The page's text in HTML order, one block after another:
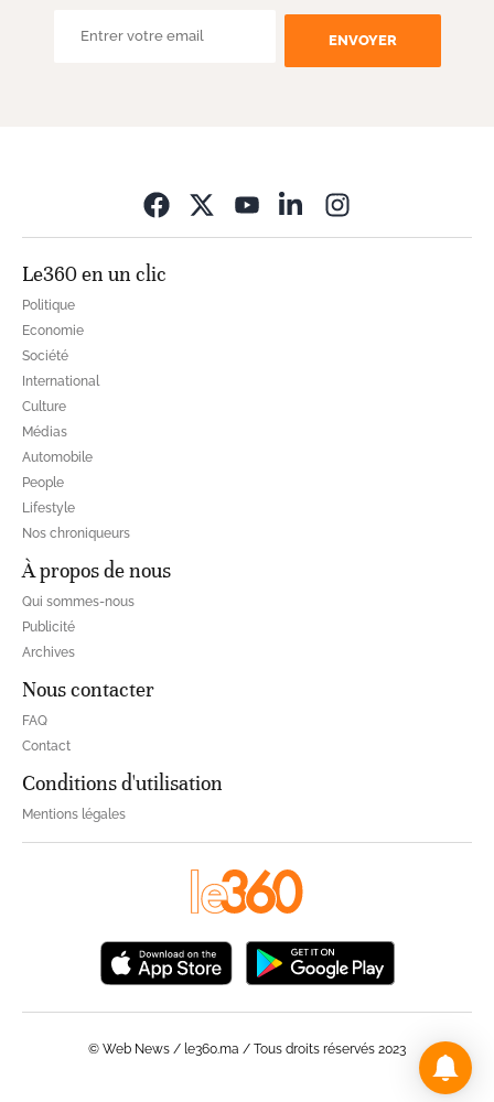
ENVOYER
Le360 en un clic
Politique
Economie
Société
International
Culture
Médias
Automobile
People
Lifestyle
Nos chroniqueurs
À propos de nous
Qui sommes-nous
Publicité
Archives
Nous contacter
FAQ
Contact
Conditions d'utilisation
Mentions légales
© Web News / le360.ma / Tous droits réservés 2023